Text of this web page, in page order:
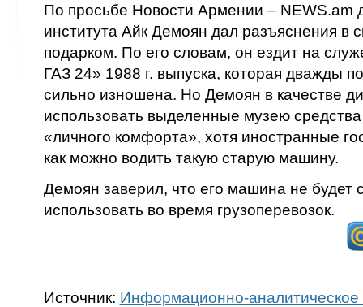
По просьбе Новости Армении – NEWS.am
института Айк Демоян дал разъяснения в
подарком. По его словам, он ездит на
ГАЗ 24» 1988 г. выпуска, которая дважды
сильно изношена. Но Демоян в качестве
использовать выделенные музею
«личного комфорта», хотя иностранные
как можно водить такую старую машину.
Демоян заверил, что его машина не будет
использовать во время грузоперевозок.
Источник: Информационно-аналитическое